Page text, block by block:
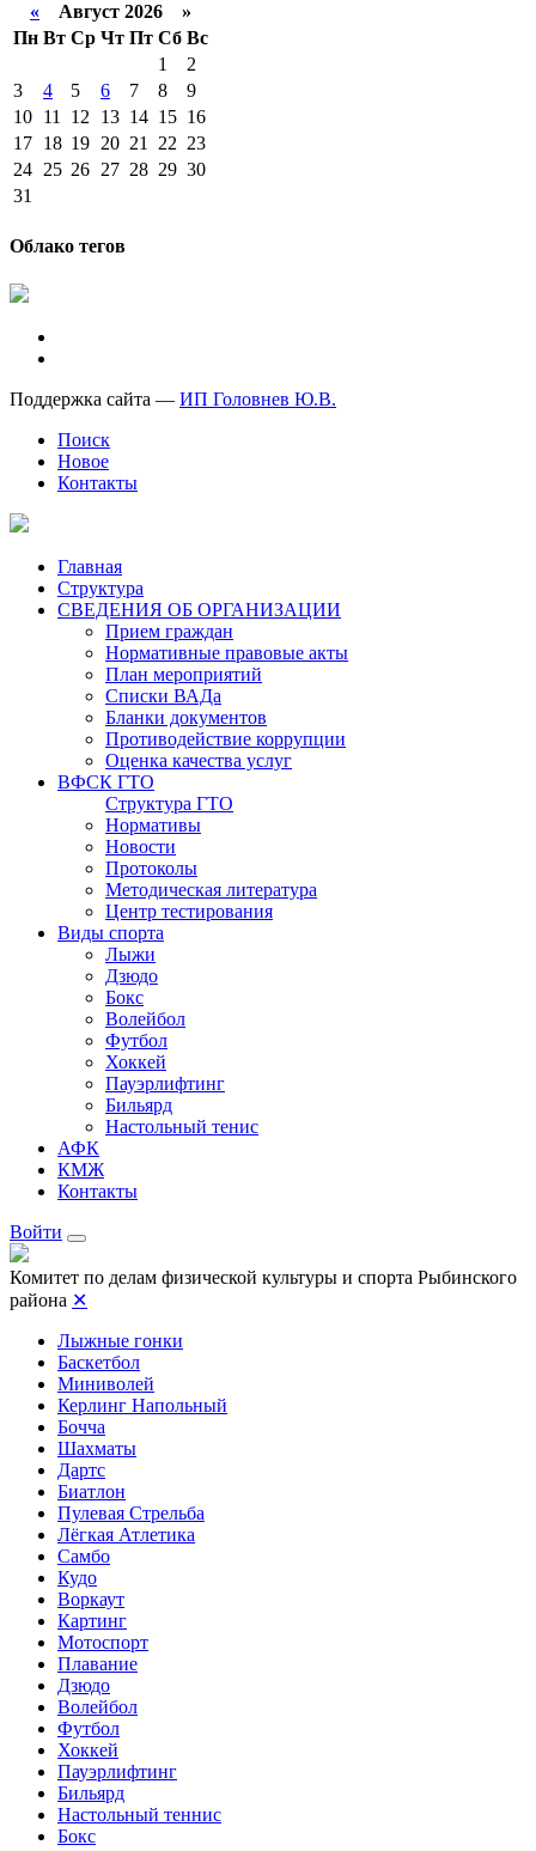
« Август 2026 »
Пн Вт Ср Чт Пт Сб Вс
1
2
3
4 5 6 7 8
9
10 11 12 13 14 15 16
17 18 19 20 21 22 23
24 25 26 27 28 29 30
31
Облако тегов
Поддержка сайта — ИП Головнев Ю.В.
Поиск
Новое
Контакты
Главная
Структура
СВЕДЕНИЯ ОБ ОРГАНИЗАЦИИ
Прием граждан
Нормативные правовые акты
План мероприятий
Списки ВАДа
Бланки документов
Противодействие коррупции
Оценка качества услуг
ВФСК ГТО
Структура ГТО
Нормативы
Новости
Протоколы
Методическая литература
Центр тестирования
Виды спорта
Лыжи
Дзюдо
Бокс
Волейбол
Футбол
Хоккей
Пауэрлифтинг
Бильярд
Настольный тенис
АФК
КМЖ
Контакты
Войти
Комитет по делам физической культуры и спорта Рыбинского
района ✕
Лыжные гонки
Баскетбол
Миниволей
Керлинг Напольный
Бочча
Шахматы
Дартс
Биатлон
Пулевая Стрельба
Лёгкая Атлетика
Самбо
Кудо
Воркаут
Картинг
Мотоспорт
Плавание
Дзюдо
Волейбол
Футбол
Хоккей
Пауэрлифтинг
Бильярд
Настольный теннис
Бокс